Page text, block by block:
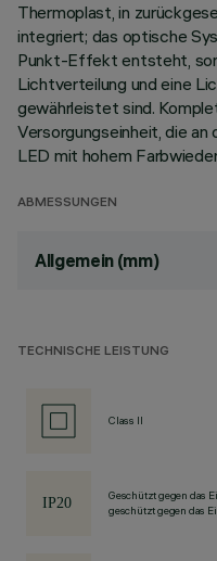
Thermoplast, in
integriert; das optische
Punkt-Effekt entsteht,
Lichtverteilung und eine
gewährleistet sind.
Versorgungseinheit, die
LED mit hohem
ABMESSUNGEN
Allgemein (mm)
TECHNISCHE LEISTUNG
Class II
Geschützt gegen das
geschützt gegen das